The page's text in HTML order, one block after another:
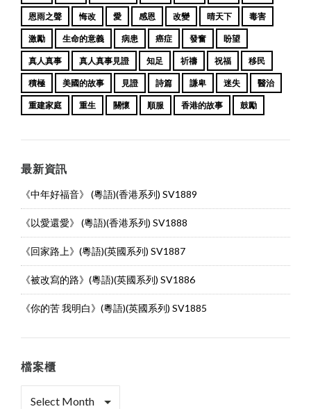
恩雨之聲 悔改 愛 感恩 改變 晴天下 毒害
激勵 生命的意義 病患 癌症 發奮 盼望
真人真事 真人真事見證 知足 祈禱 祝福 移民
積極 美國的故事 見證 詩篇 謙卑 迷失 醫治
重建家庭 重生 關懷 順服 香港的故事 鼓勵
最新資訊
《中年好福音》 (粵語)(香港系列) SV1889
《以愛還愛》 (粵語)(香港系列) SV1888
《回家路上》(粵語)(英國系列) SV1887
《被改寫的路》(粵語)(英國系列) SV1886
《你的苦 我明白》(粵語)(英國系列) SV1885
檔案櫃